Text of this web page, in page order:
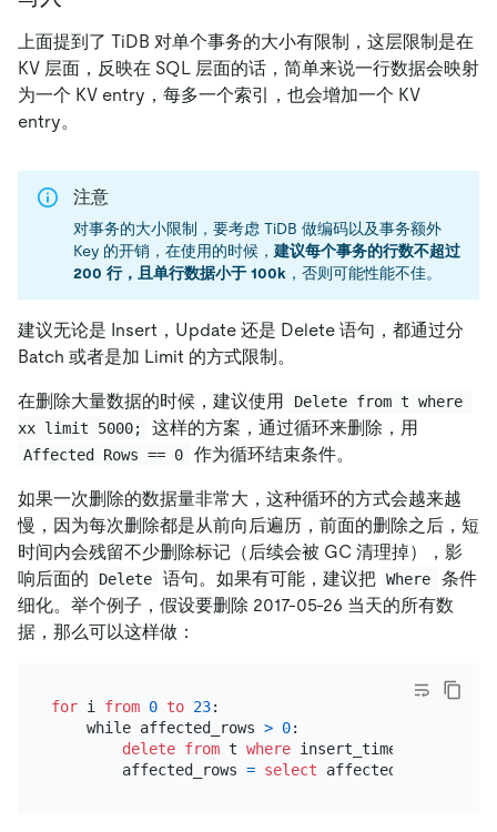
上面提到了 TiDB 对单个事务的大小有限制，这层限制是在
KV 层面，反映在 SQL 层面的话，简单来说一行数据会映射
为一个 KV entry，每多一个索引，也会增加一个 KV
entry。
注意
对事务的大小限制，要考虑 TiDB 做编码以及事务额外
Key 的开销，在使用的时候， 建议每个事务的行数不超过
200 行，且单行数据小于 100k ，否则可能性能不佳。
建议无论是 Insert，Update 还是 Delete 语句，都通过分
Batch 或者是加 Limit 的方式限制。
在删除大量数据的时候，建议使用
Delete from t where
xx limit 5000;
这样的方案，通过循环来删除，用
Affected Rows == 0 作为循环结束条件。
如果一次删除的数据量非常大，这种循环的方式会越来越
慢，因为每次删除都是从前向后遍历，前面的删除之后，短
时间内会残留不少删除标记（后续会被 GC 清理掉），影
响后面的
Delete 语句。如果有可能，建议把 Where
条件
细化。举个例子，假设要删除 2017-05-26 当天的所有数
据，那么可以这样做：
for i from 0 to 23:
    while affected_rows
> 0:
delete from t where insert_time
        affected_rows
= select